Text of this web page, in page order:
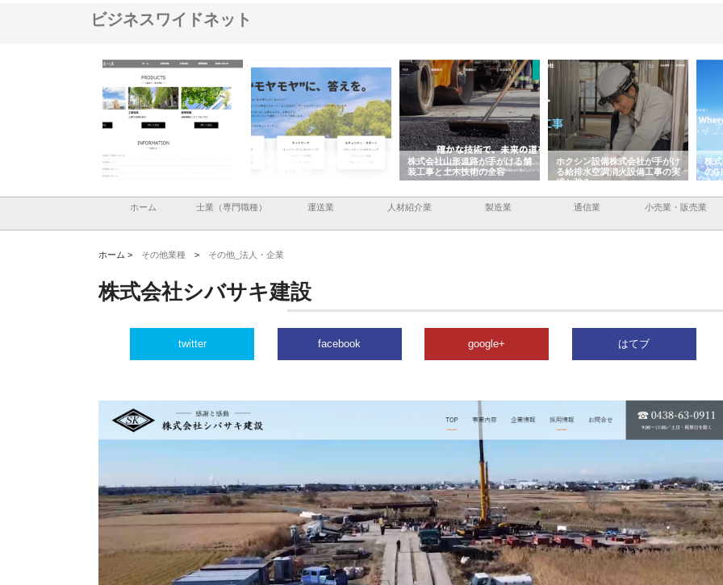
ビジネスワイドネット
株式会社メタルエースの企業サ
イトが提供する充実した情報内
株式会社ＣＳＡの事業内容と強
株式会社山形道路が手がける舗
装工事と土木技術の全容
ホクシン設備株式会社が手がけ
る給排水空調消火設備工事の実
績と強み
株式会社
のGISイ
入メリッ
ホーム 士業（専門職種） 運送業 人材紹介業 製造業 通信業 小売業・販売業
ホーム > その他業種 > その他_法人・企業
株式会社シバサキ建設
twitter facebook google+ はてブ